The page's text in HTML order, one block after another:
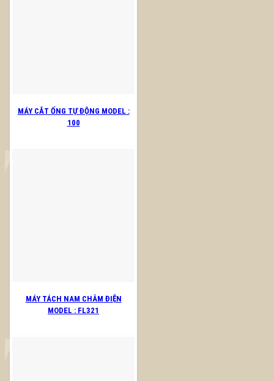
MÁY CẮT ỐNG TỰ ĐỘNG MODEL :
100
MÁY TÁCH NAM CHÂM ĐIỆN
MODEL : FL321